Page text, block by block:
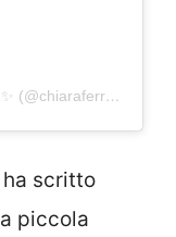
Un post condiviso da Chiara Ferragni ✨ (@chiaraferragni)
scritto
piccola